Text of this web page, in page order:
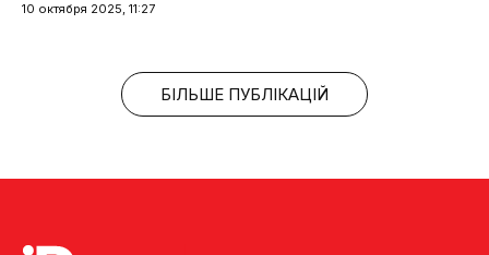
10 октября 2025, 11:27
БІЛЬШЕ ПУБЛІКАЦІЙ